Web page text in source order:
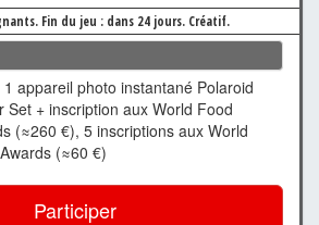
Fin du jeu : dans 24 jours. Créatif.
1 appareil photo instantané Polaroid
Set + inscription aux World Food
(≈260 €), 5 inscriptions aux World
(≈60 €)
Participer